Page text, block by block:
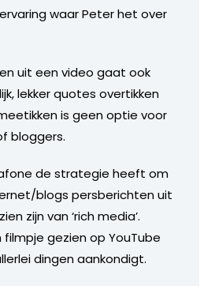
waar Peter het over
uit een video gaat ook
lekker quotes overtikken
is geen optie voor
bloggers.
de strategie heeft om
blogs persberichten uit
zijn van ‘rich media’.
gezien op YouTube
dingen aankondigt.